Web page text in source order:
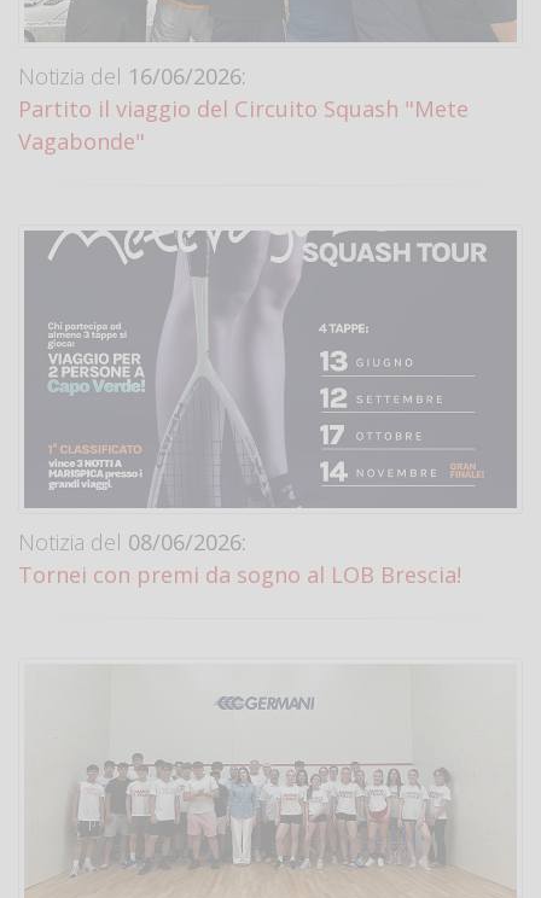
Notizia del 16/06/2026:
Partito il viaggio del Circuito Squash "Mete
Vagabonde"
Notizia del 08/06/2026:
Tornei con premi da sogno al LOB Brescia!